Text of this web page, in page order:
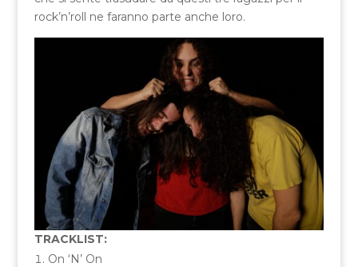
rock’n’roll ne faranno parte anche loro.
TRACKLIST:
On ‘N’ On